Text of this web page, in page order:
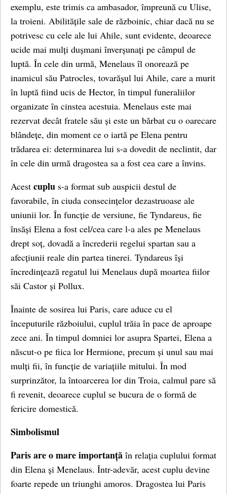
exemplu, este trimis ca ambasador, împreună cu Ulise,
la troieni. Abilitățile sale de războinic, chiar dacă nu se
potrivesc cu cele ale lui Ahile, sunt evidente, deoarece
ucide mai mulți dușmani înverșunați pe câmpul de
luptă. În cele din urmă, Menelaus îl onorează pe
inamicul său Patrocles, tovarășul lui Ahile, care a murit
în luptă fiind ucis de Hector, în timpul funeraliilor
organizate în cinstea acestuia. Menelaus este mai
rezervat decât fratele său și este un bărbat cu o oarecare
blândețe, din moment ce o iartă pe Elena pentru
trădarea ei: determinarea lui s-a dovedit de neclintit, dar
în cele din urmă dragostea sa a fost cea care a învins.
Acest cuplu s-a format sub auspicii destul de
favorabile, în ciuda consecințelor dezastruoase ale
uniunii lor. În funcție de versiune, fie Tyndareus, fie
însăși Elena a fost cel/cea care l-a ales pe Menelaus
drept soț, dovadă a încrederii regelui spartan sau a
afecțiunii reale din partea tinerei. Tyndareus își
încredințează regatul lui Menelaus după moartea fiilor
săi Castor și Pollux.
Înainte de sosirea lui Paris, care aduce cu el
începuturile războiului, cuplul trăia în pace de aproape
zece ani. În timpul domniei lor asupra Spartei, Elena a
născut-o pe fiica lor Hermione, precum și unul sau mai
mulți fii, în funcție de variațiile mitului. În mod
surprinzător, la întoarcerea lor din Troia, calmul pare să
fi revenit, deoarece cuplul se bucura de o formă de
fericire domestică.
Simbolismul
Paris are o mare importanță în relația cuplului format
din Elena și Menelaus. Într-adevăr, acest cuplu devine
foarte repede un triunghi amoros. Dragostea lui Paris